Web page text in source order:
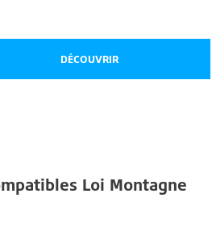
DÉCOUVRIR
Loi Montagne